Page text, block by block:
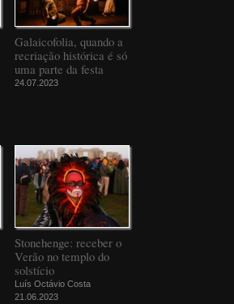
Galaicofolia, quando a
recriação histórica é só
uma parte da festa
24.07.2023
Stonehenge: receber o
Verão no templo do
solstício
Luís Octávio Costa
21.06.2023